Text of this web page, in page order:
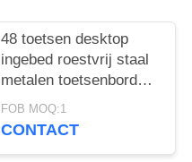
48 toetsen desktop
ingebed roestvrij staal
metalen toetsenbord
GZ-B035013 USB-
interface
FOB MOQ:1
CONTACT